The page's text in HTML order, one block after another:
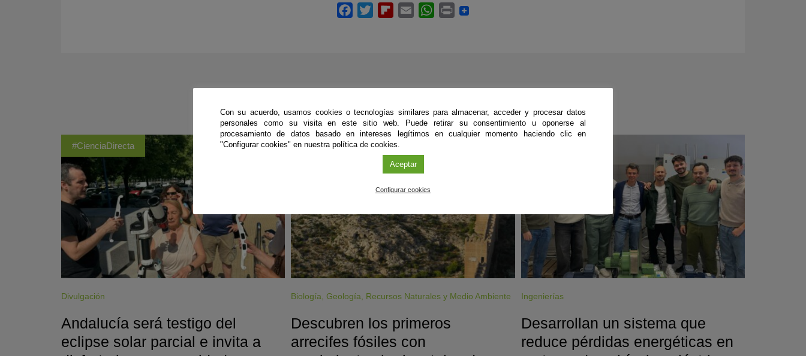
#CienciaDirecta
Divulgación
Andalucía será testigo del
eclipse solar parcial e invita a
#CienciaDirecta
Biología,Geología, Recursos Naturales y Medio Ambiente
Descubren los primeros
arrecifes fósiles con
Ingenierías
Desarrollan un sistema que
reduce pérdidas energéticas en
Con su acuerdo, usamos cookies o tecnologías similares para almacenar, acceder y procesar datos
personales como su visita en este sitio web. Puede retirar su consentimiento u oponerse al
procesamiento de datos basado en intereses legítimos en cualquier momento haciendo clic en
"Configurar cookies" en nuestra política de cookies.
Aceptar
Configurar cookies